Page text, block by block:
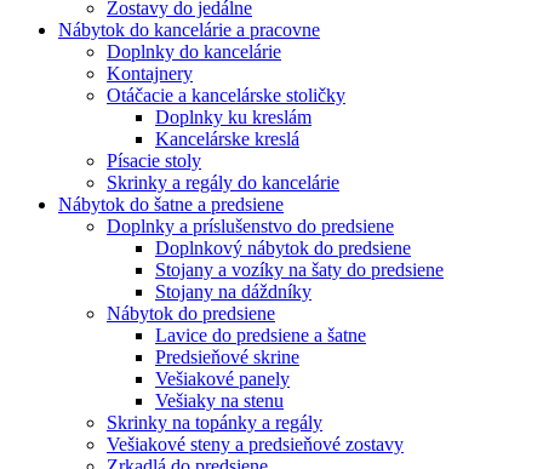
Zostavy do jedálne
Nábytok do kancelárie a pracovne
Doplnky do kancelárie
Kontajnery
Otáčacie a kancelárske stoličky
Doplnky ku kreslám
Kancelárske kreslá
Písacie stoly
Skrinky a regály do kancelárie
Nábytok do šatne a predsiene
Doplnky a príslušenstvo do predsiene
Doplnkový nábytok do predsiene
Stojany a vozíky na šaty do predsiene
Stojany na dáždníky
Nábytok do predsiene
Lavice do predsiene a šatne
Predsieňové skrine
Vešiakové panely
Vešiaky na stenu
Skrinky na topánky a regály
Vešiakové steny a predsieňové zostavy